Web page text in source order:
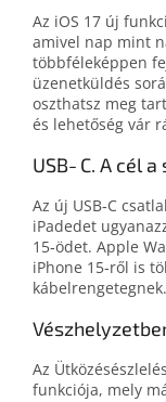
Az iOS 17 új
amivel nap mint
többféleképpen
üzenetküldés
oszthatsz meg
és lehetőség vár
USB‑C. A cél
Az új USB‑C
iPadedet
15‑ödet. Apple
iPhone 15‑ről is
kábelrengetegnek.
Az
funkciója, mely